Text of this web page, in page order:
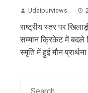
Udaipurviews
राष्ट्रीय स्तर पर
सम्मान क्रिकेट में बदले
स्मृति में हुई मौन